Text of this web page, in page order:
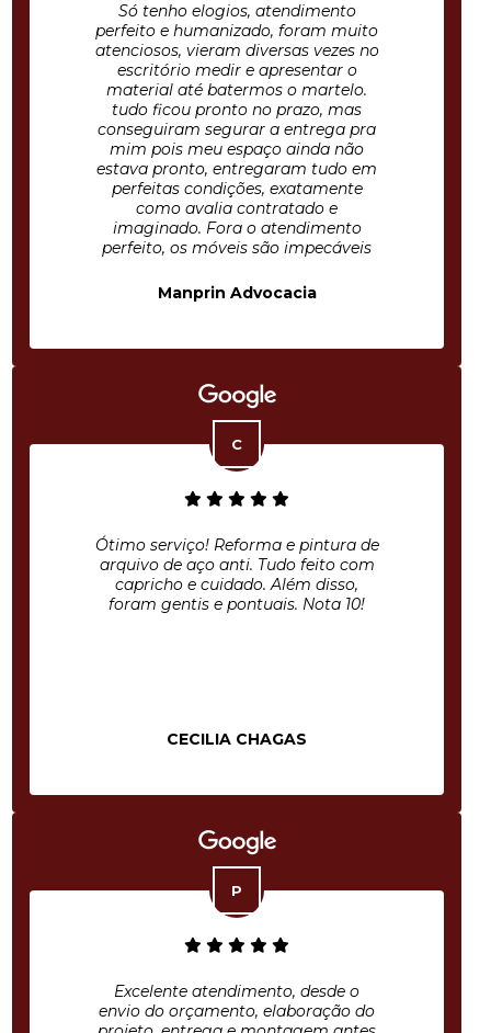
Só tenho elogios, atendimento
perfeito e humanizado, foram muito
atenciosos, vieram diversas vezes no
escritório medir e apresentar o
material até batermos o martelo.
tudo ficou pronto no prazo, mas
conseguiram segurar a entrega pra
mim pois meu espaço ainda não
estava pronto, entregaram tudo em
perfeitas condições, exatamente
como avalia contratado e
imaginado. Fora o atendimento
perfeito, os móveis são impecáveis
Manprin Advocacia
Ótimo serviço! Reforma e pintura de
arquivo de aço anti. Tudo feito com
capricho e cuidado. Além disso,
foram gentis e pontuais. Nota 10!
CECILIA CHAGAS
Excelente atendimento, desde o
envio do orçamento, elaboração do